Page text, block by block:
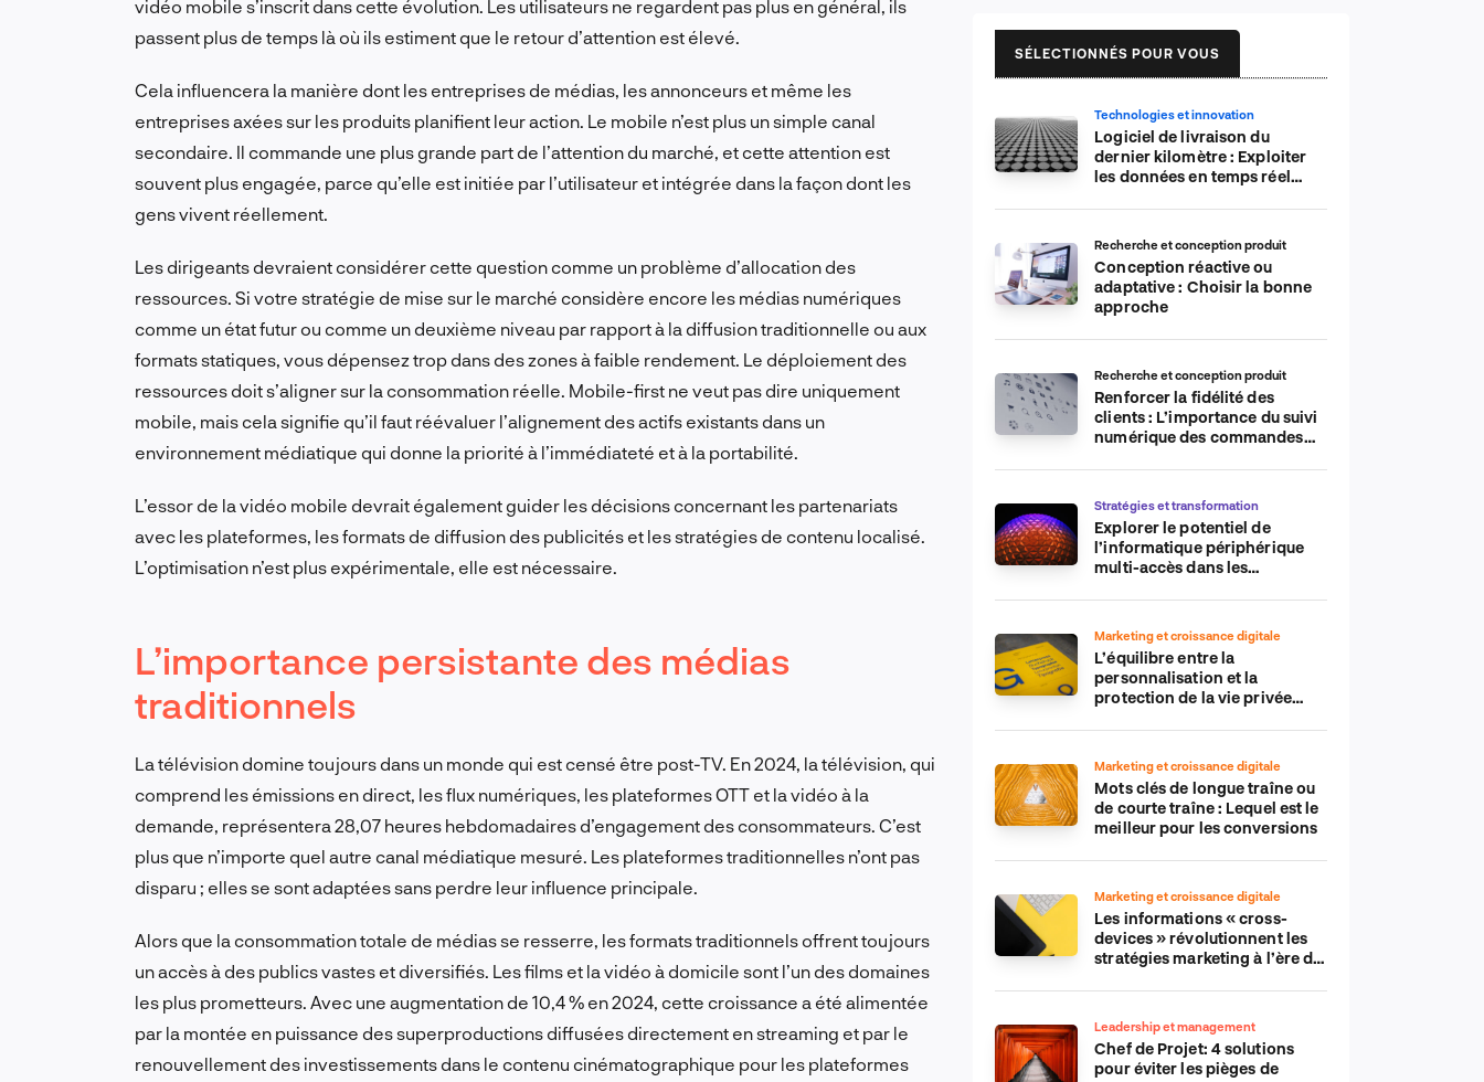
vidéo mobile s’inscrit dans cette évolution. Les utilisateurs ne regardent pas plus en général, ils
passent plus de temps là où ils estiment que le retour d’attention est élevé.
Cela influencera la manière dont les entreprises de médias, les annonceurs et même les
entreprises axées sur les produits planifient leur action. Le mobile n’est plus un simple canal
secondaire. Il commande une plus grande part de l’attention du marché, et cette attention est
souvent plus engagée, parce qu’elle est initiée par l’utilisateur et intégrée dans la façon dont les
gens vivent réellement.
Les dirigeants devraient considérer cette question comme un problème d’allocation des
ressources. Si votre stratégie de mise sur le marché considère encore les médias numériques
comme un état futur ou comme un deuxième niveau par rapport à la diffusion traditionnelle ou aux
formats statiques, vous dépensez trop dans des zones à faible rendement. Le déploiement des
ressources doit s’aligner sur la consommation réelle. Mobile-first ne veut pas dire uniquement
mobile, mais cela signifie qu’il faut réévaluer l’alignement des actifs existants dans un
environnement médiatique qui donne la priorité à l’immédiateté et à la portabilité.
L’essor de la vidéo mobile devrait également guider les décisions concernant les partenariats
avec les plateformes, les formats de diffusion des publicités et les stratégies de contenu localisé.
L’optimisation n’est plus expérimentale, elle est nécessaire.
L’importance persistante des médias
traditionnels
La télévision domine toujours dans un monde qui est censé être post-TV. En 2024, la télévision, qui
comprend les émissions en direct, les flux numériques, les plateformes OTT et la vidéo à la
demande, représentera 28,07 heures hebdomadaires d’engagement des consommateurs. C’est
plus que n’importe quel autre canal médiatique mesuré. Les plateformes traditionnelles n’ont pas
disparu ; elles se sont adaptées sans perdre leur influence principale.
Alors que la consommation totale de médias se resserre, les formats traditionnels offrent toujours
un accès à des publics vastes et diversifiés. Les films et la vidéo à domicile sont l’un des domaines
les plus prometteurs. Avec une augmentation de 10,4 % en 2024, cette croissance a été alimentée
par la montée en puissance des superproductions diffusées directement en streaming et par le
renouvellement des investissements dans le contenu cinématographique pour les plateformes
SÉLECTIONNÉS POUR VOUS
Technologies et innovation
Logiciel de livraison du
dernier kilomètre : Exploiter
les données en temps réel
Recherche et conception produit
Conception réactive ou
adaptative : Choisir la bonne
approche
Recherche et conception produit
Renforcer la fidélité des
clients : L’importance du suivi
numérique des commandes
commerce électronique
Stratégies et transformation
Explorer le potentiel de
l’informatique périphérique
multi-accès dans les
Marketing et croissance digitale
L’équilibre entre la
personnalisation et la
protection de la vie privée
Marketing et croissance digitale
Mots clés de longue traîne ou
de courte traîne : Lequel est le
meilleur pour les conversions
Marketing et croissance digitale
Les informations « cross-
devices » révolutionnent les
stratégies marketing à l’ère du
Leadership et management
Chef de Projet: 4 solutions
pour éviter les pièges de